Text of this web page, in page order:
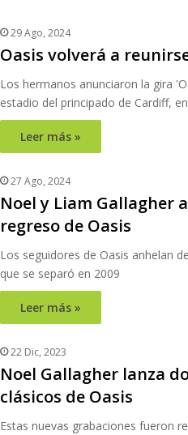
29 Ago, 2024
Oasis volverá a
Los hermanos anunciaron la gira
estadio del principado de Cardiff,
Leer más »
27 Ago, 2024
Noel y Liam Gallagher
regreso de Oasis
Los seguidores de Oasis anhelan
que se separó en 2009
Leer más »
22 Dic, 2023
Noel Gallagher lanza
clásicos de Oasis
Estas nuevas grabaciones fueron